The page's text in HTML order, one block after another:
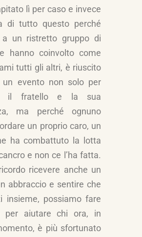
lì per caso e invece
di tutto questo perché
a un ristretto gruppo di
hanno coinvolto come
tutti gli altri, è riuscito
un evento non solo per
il fratello e la sua
ma perché ognuno
un proprio caro, un
ha combattuto la lotta
e non ce l’ha fatta.
ricevere anche un
abbraccio e sentire che
insieme, possiamo fare
per aiutare chi ora, in
è più sfortunato